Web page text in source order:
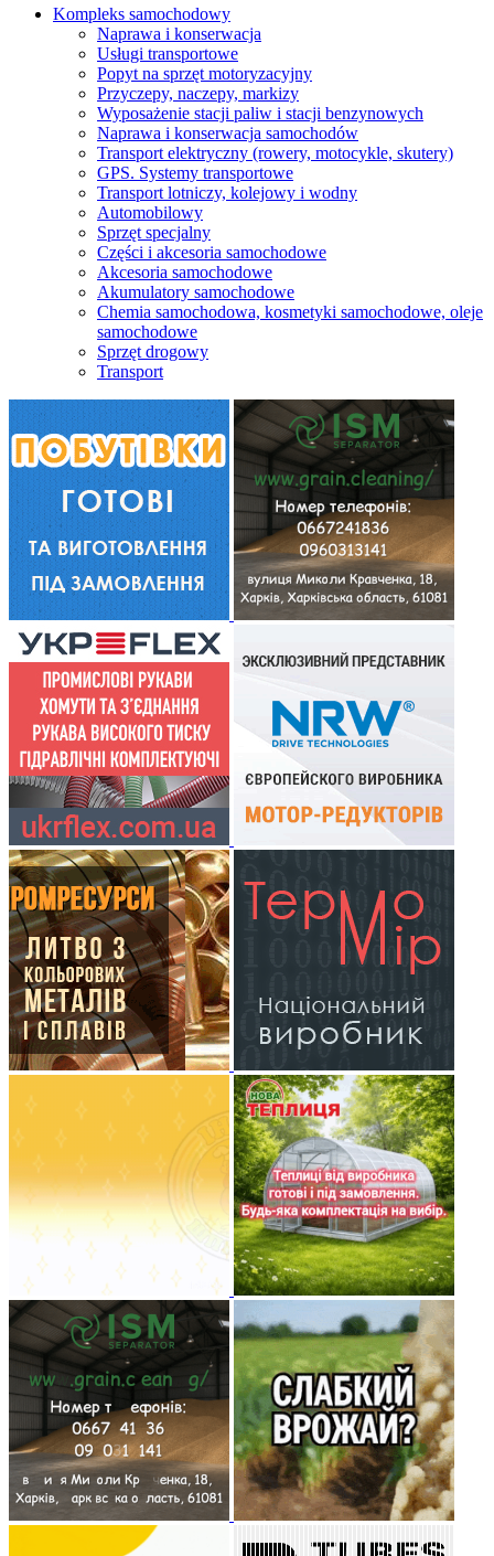
Kompleks samochodowy
Naprawa i konserwacja
Usługi transportowe
Popyt na sprzęt motoryzacyjny
Przyczepy, naczepy, markizy
Wyposażenie stacji paliw i stacji benzynowych
Naprawa i konserwacja samochodów
Transport elektryczny (rowery, motocykle, skutery)
GPS. Systemy transportowe
Transport lotniczy, kolejowy i wodny
Automobilowy
Sprzęt specjalny
Części i akcesoria samochodowe
Akcesoria samochodowe
Akumulatory samochodowe
Chemia samochodowa, kosmetyki samochodowe, oleje
samochodowe
Sprzęt drogowy
Transport